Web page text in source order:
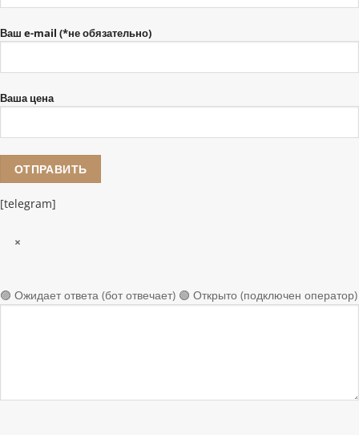
Ваш e-mail (*не обязательно)
Ваша цена
[telegram]
×
🟣 Ожидает ответа (бот отвечает) 🟢 Открыто (подключен оператор)